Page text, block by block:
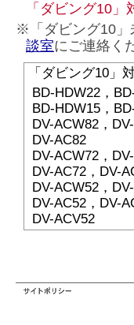
「ダビング10
※「ダビング10」
談室にご連絡く
「ダビング10」
BD-HDW22，
BD-HDW15，
DV-ACW82，
DV-AC82
DV-ACW72，
DV-AC72，DV-
DV-ACW52，
DV-AC52，DV-
DV-ACV52